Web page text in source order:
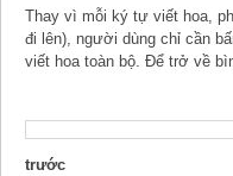
Thay vì mỗi ký tự viết hoa,
đi lên), người dùng chỉ cần
viết hoa toàn bộ. Để trở về
trước